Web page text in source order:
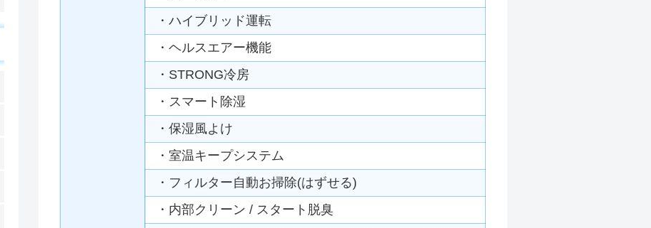
・ハイブリッド運転
・ヘルスエアー機能
・STRONG冷房
・スマート除湿
・保湿風よけ
・室温キープシステム
・フィルター自動お掃除(はずせる)
・内部クリーン / スタート脱臭